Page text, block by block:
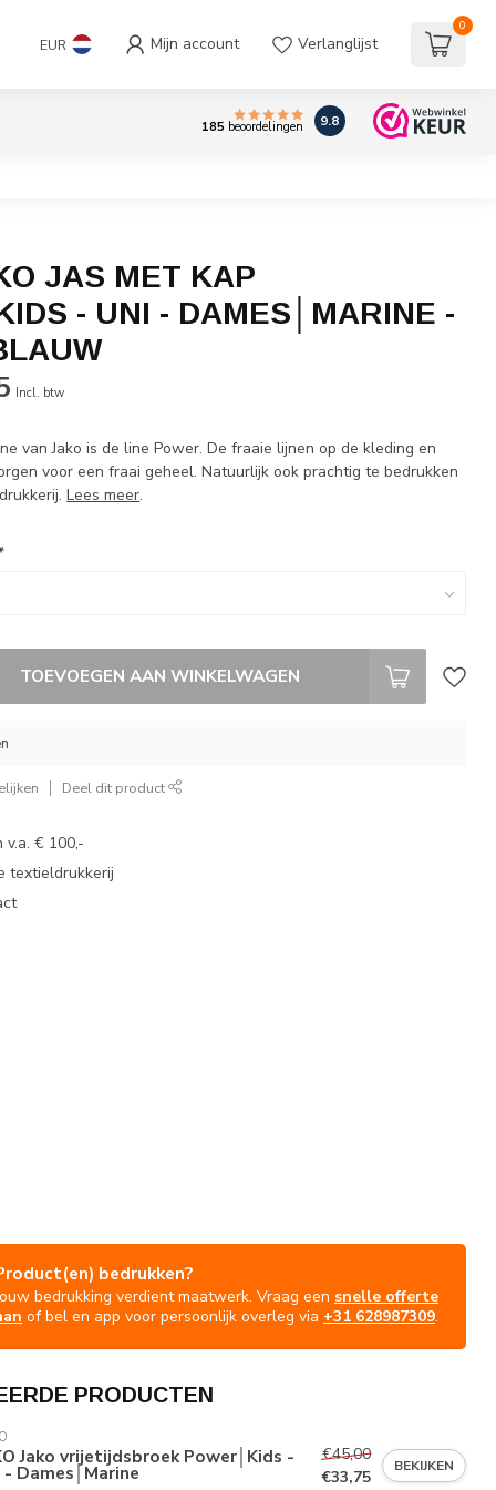
EUR Mijn account Verlanglijst
0
185 beoordelingen 9.8
JAS MET KAP
- UNI - DAMES│MARINE -
Incl. btw
van Jako is de line Power. De fraaie lijnen op de kleding en
voor een fraai geheel. Natuurlijk ook prachtig te bedrukken
Lees meer.
TOEVOEGEN AAN WINKELWAGEN
Deel dit product
v.a. € 100,-
textieldrukkerij
bedrukken?
bedrukking verdient maatwerk. Vraag een snelle offerte
of bel en app voor persoonlijk overleg via +31 628987309.
PRODUCTEN
Jako vrijetijdsbroek Power│Kids -
- Dames│Marine
€45,00
€33,75
BEKIJKEN